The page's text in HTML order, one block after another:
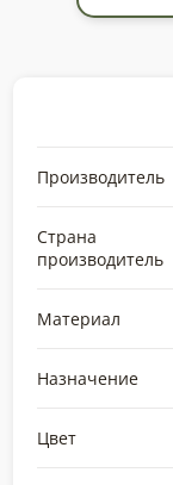
Производитель
Страна
производитель
Материал
Назначение
Цвет